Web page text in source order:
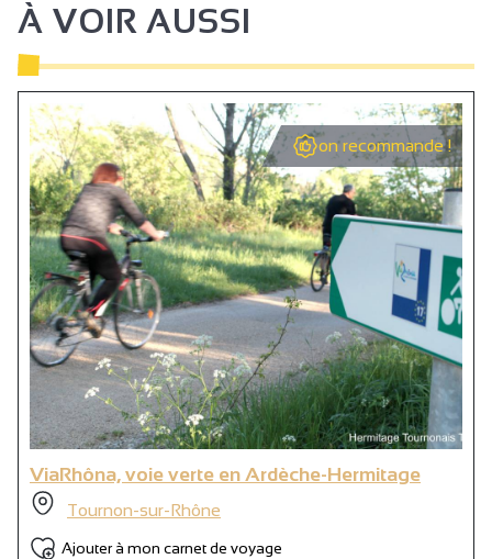
À VOIR AUSSI
on recommande !
ViaRhôna, voie verte en Ardèche-Hermitage
Tournon-sur-Rhône
Ajouter à mon carnet de voyage